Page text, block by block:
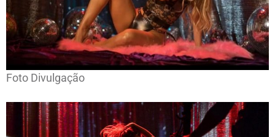
Foto Divulgação